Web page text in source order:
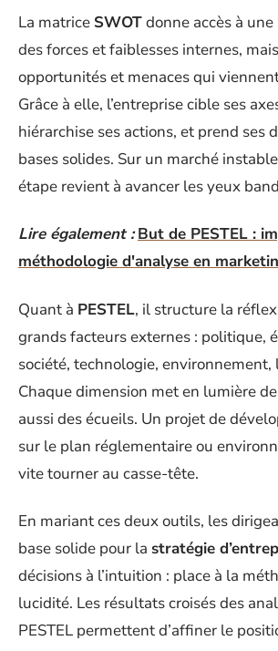
La matrice SWOTdonne accès à
des forces et faiblesses internes,
opportunités et menaces qui
Grâce à elle, l’entreprise cible ses
hiérarchise ses actions, et prend ses
bases solides. Sur un marché
étape revient à avancer les yeux
Lire également : But de PESTEL :
méthodologie d'analyse en
Quant à PESTEL, il structure la
grands facteurs externes : politique,
société, technologie, environnement,
Chaque dimension met en lumière
aussi des écueils. Un projet de
sur le plan réglementaire ou
vite tourner au casse-tête.
En mariant ces deux outils, les
base solide pour la stratégie
décisions à l’intuition : place à la
lucidité. Les résultats croisés des
PESTEL permettent d’affiner le